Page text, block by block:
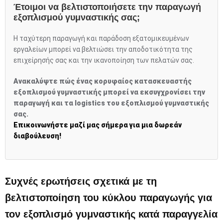
Έτοιμοι να βελτιστοποιήσετε την παραγωγή
εξοπλισμού γυμναστικής σας;
Η ταχύτερη παραγωγή και παράδοση εξατομικευμένων
εργαλείων μπορεί να βελτιώσει την αποδοτικότητα της
επιχείρησής σας και την ικανοποίηση των πελατών σας.
Ανακαλύψτε πώς ένας κορυφαίος κατασκευαστής
εξοπλισμού γυμναστικής μπορεί να εκσυγχρονίσει την
παραγωγή και τα logistics του εξοπλισμού γυμναστικής
σας.
Επικοινωνήστε μαζί μας σήμερα για μια δωρεάν
διαβούλευση!
Συχνές ερωτήσεις σχετικά με τη
βελτιστοποίηση του κύκλου παραγωγής για
τον εξοπλισμό γυμναστικής κατά παραγγελία